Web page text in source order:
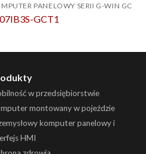
PANELOWY SERII G-WIN GC
GCT1
w przedsiębiorstwie
montowany w pojeździe
komputer panelowy i
HMI